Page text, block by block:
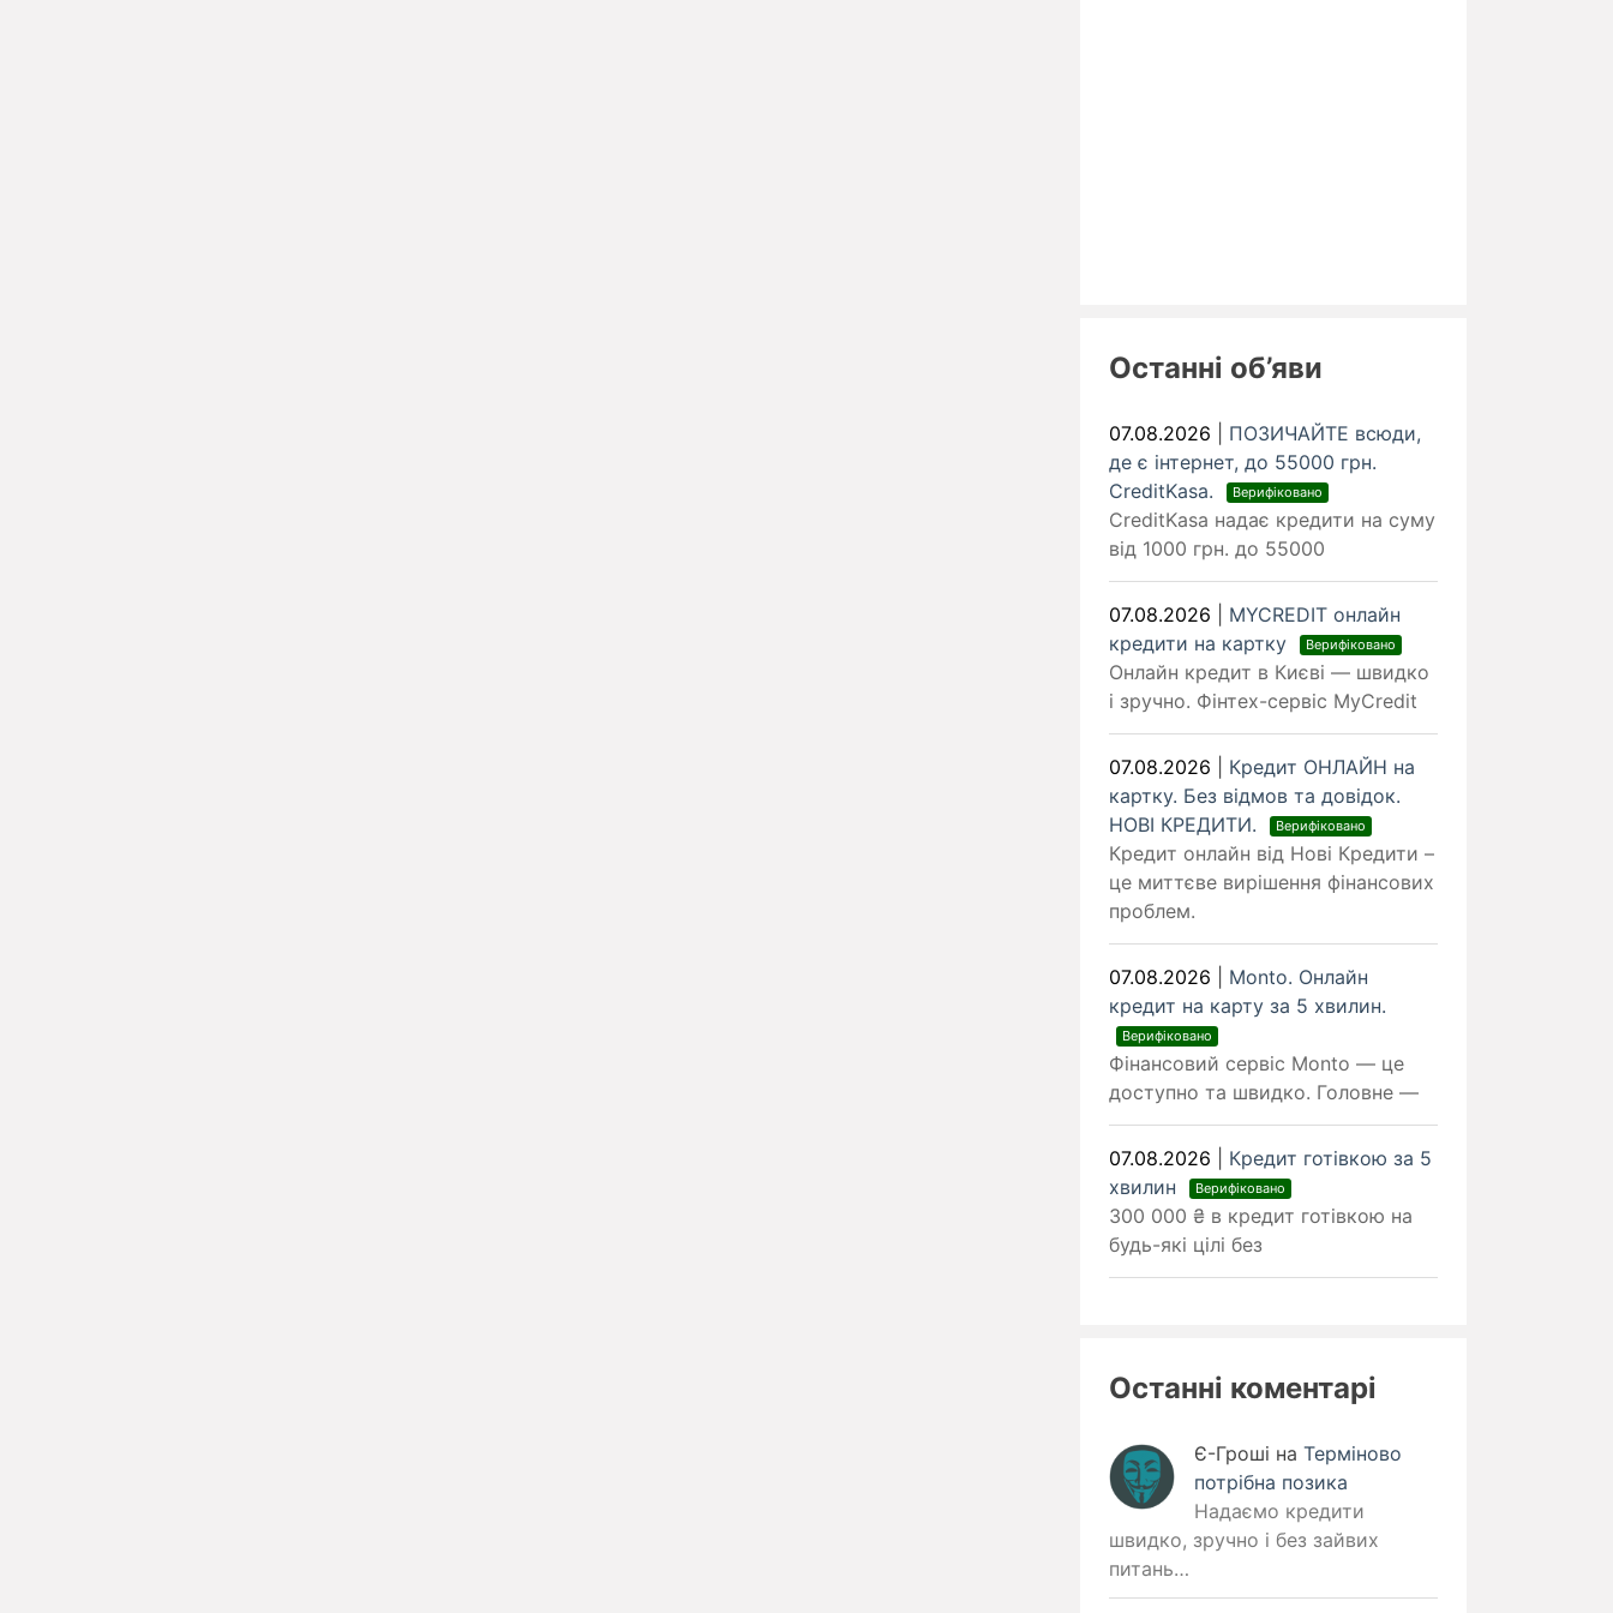
Останні об’яви
07.08.2026
ПОЗИЧАЙТЕ всюди,
де є інтернет, до 55000 грн.
CreditKasa.
Верифіковано
CreditKasa надає кредити на суму
від 1000 грн. до 55000
07.08.2026
MYCREDIT онлайн
кредити на картку
Верифіковано
Онлайн кредит в Києві — швидко
і зручно. Фінтех-сервіс MyCredit
07.08.2026
Кредит ОНЛАЙН на
картку. Без відмов та довідок.
НОВІ КРЕДИТИ.
Верифіковано
Кредит онлайн від Нові Кредити –
це миттєве вирішення фінансових
проблем.
07.08.2026
Monto. Онлайн
кредит на карту за 5 хвилин.
Верифіковано
Фінансовий сервіс Monto — це
доступно та швидко. Головне —
07.08.2026
Кредит готівкою за 5
хвилин
Верифіковано
300 000 ₴ в кредит готівкою на
будь-які цілі без
Останні коментарі
Є-Гроші на Терміново
потрібна позика
Надаємо кредити
швидко, зручно і без зайвих
питань…